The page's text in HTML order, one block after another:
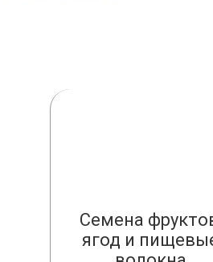
Семена
ягод и